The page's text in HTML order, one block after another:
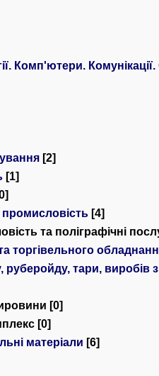
Комп'ютери.
[2]
[1]
[4]
та поліграфічні
торгівельного
руберойду, тари, виробів
[0]
[0]
матеріали [6]